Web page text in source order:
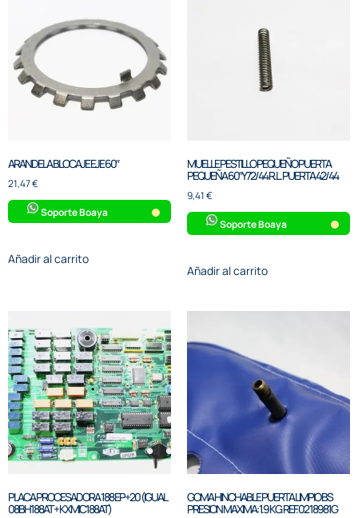
ARANDELA BLOCAJE EJE 60″
21,47€
Soporte Boaya
Añadir al carrito
MUELLE PESTILLO PEQUEÑO PUERTA
PEQUEÑA 60″Y 72/44 R.L. PUERTA 42/44
9,41€
Soporte Boaya
Añadir al carrito
PLACA PROCESADORA 188 EP+20 (IGUAL
08BH188AT + KXMIC188AT)
GOMA HINCHABLE PUERTA LIMPIO BS
PRESION MAXIMA: 1.9 KG. REF. 02 18981G